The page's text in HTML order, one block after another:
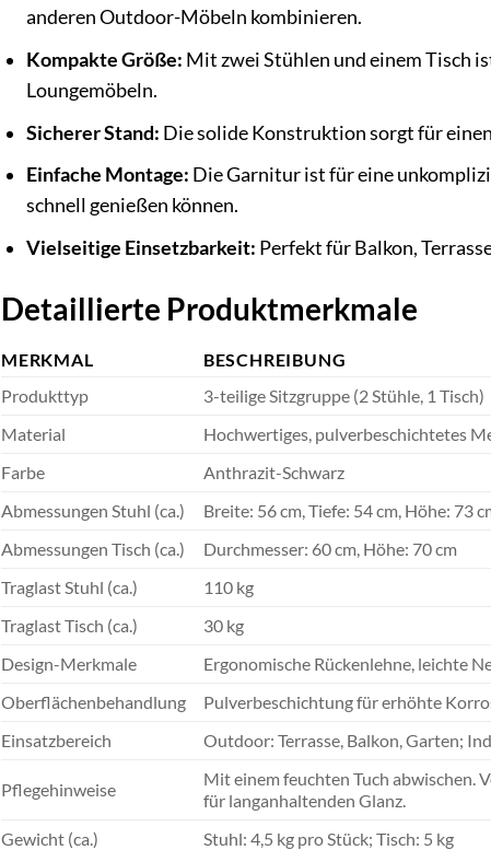
anderen Outdoor-Möbeln kombinieren.
Kompakte Größe: Mit zwei Stühlen und einem Tisch
Loungemöbeln.
Sicherer Stand: Die solide Konstruktion sorgt für
Einfache Montage: Die Garnitur ist für eine
schnell genießen können.
Vielseitige Einsetzbarkeit: Perfekt für Balkon,
Detaillierte Produktmerkmale
MERKMAL
BESCHREIBUNG
Produkttyp
3-teilige Sitzgruppe (2 Stühle, 1 Tisch)
Material
Hochwertiges, pulverbeschichtetes
Farbe
Anthrazit-Schwarz
Abmessungen Stuhl (ca.)
Breite: 56 cm, Tiefe: 54 cm, Höhe: 73
Abmessungen Tisch (ca.)
Durchmesser: 60 cm, Höhe: 70 cm
Traglast Stuhl (ca.)
110 kg
Traglast Tisch (ca.)
30 kg
Design-Merkmale
Ergonomische Rückenlehne, leichte
Oberflächenbehandlung
Pulverbeschichtung für erhöhte
Einsatzbereich
Outdoor: Terrasse, Balkon, Garten;
Pflegehinweise
Mit einem feuchten Tuch abwischen.
für langanhaltenden Glanz.
Gewicht (ca.)
Stuhl: 4,5 kg pro Stück; Tisch: 5 kg